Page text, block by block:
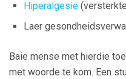
Hiperalgesie
Laer
Baie mense met hierdie
met woorde te kom. Een